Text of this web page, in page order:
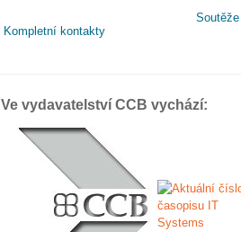
Kompletní kontakty
Soutěže
Ve vydavatelství CCB vychází: